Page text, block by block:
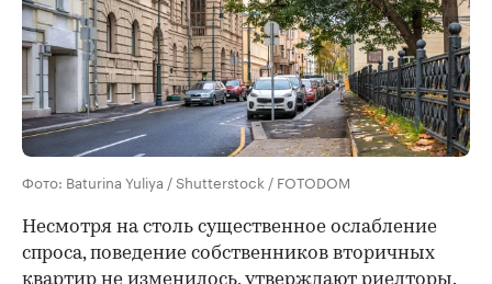
Фото: Baturina Yuliya / Shutterstock / FOTODOM
Несмотря на столь существенное ослабление
спроса, поведение собственников вторичных